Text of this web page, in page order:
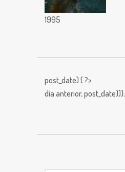
1995
post_date) { ?>
día anterior,